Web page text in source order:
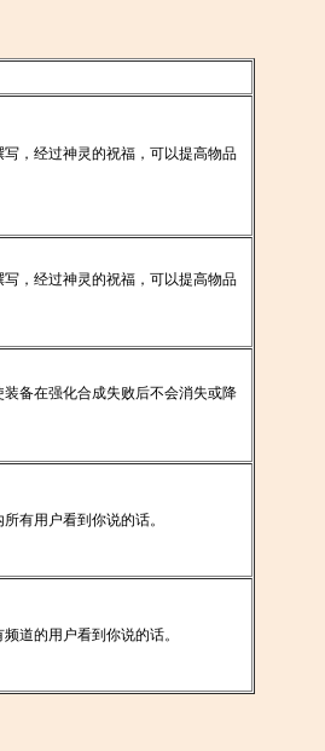
，经过神灵的祝福，可以提高物品
，经过神灵的祝福，可以提高物品
备在强化合成失败后不会消失或降
有用户看到你说的话。
道的用户看到你说的话。